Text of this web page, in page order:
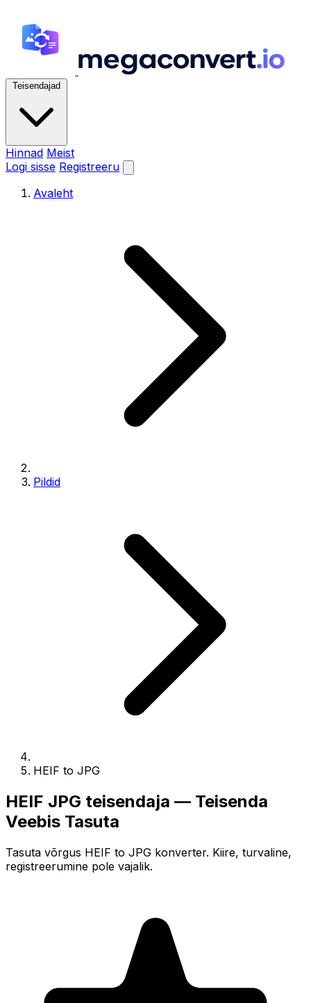
Teisendajad
Hinnad Meist
Logi sisse Registreeru
Avaleht
Pildid
HEIF to JPG
HEIF JPG teisendaja — Teisenda
Veebis Tasuta
Tasuta võrgus HEIF to JPG konverter. Kiire, turvaline,
registreerumine pole vajalik.